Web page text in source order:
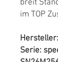
breit
im TOP
Serie: